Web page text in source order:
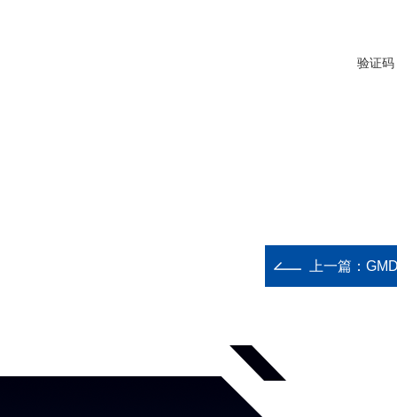
验证码
上一篇：